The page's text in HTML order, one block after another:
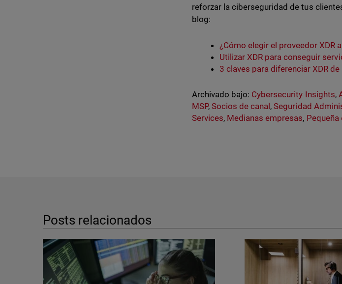
reforzar la ciberseguridad de tus
blog:
¿Cómo elegir el proveedor XDR
Utilizar XDR para conseguir
3 claves para diferenciar XDR de
Archivado bajo: Cybersecurity Insights,
MSP,Socios de canal ,Seguridad
Services, Medianas empresas,
Posts relacionados